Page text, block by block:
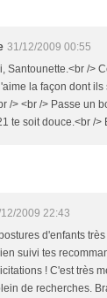
31/12/2009 00:55
Santounette.<br />
la façon dont
/> <br /> Passe un
te soit douce.<br />
2009 22:43
d'enfants
suivi tes
! C'est très
de recherches.